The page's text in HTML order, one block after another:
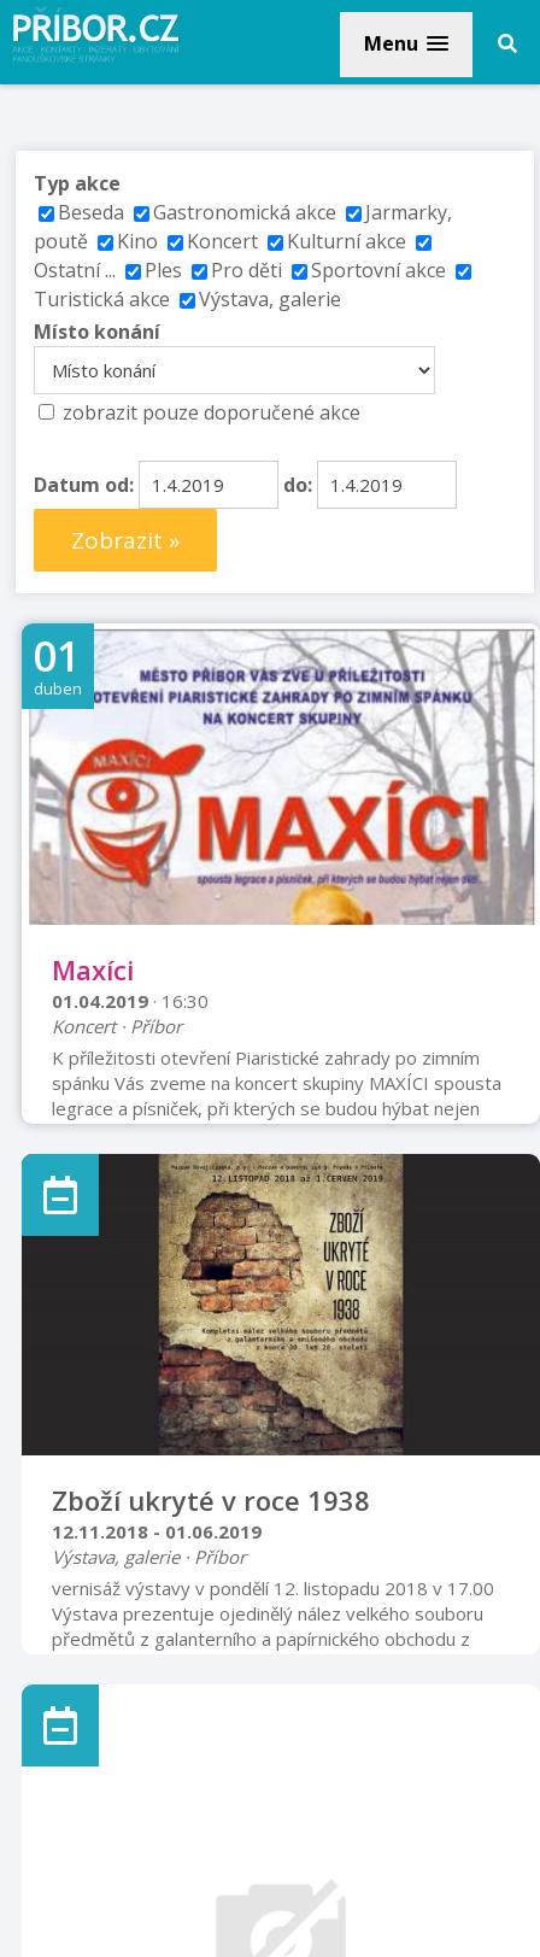
Menu
Typ akce
Beseda
Gastronomická akce
Jarmarky,
poutě
Kino Koncert
Kulturní akce
Ostatní ...
Ples Pro děti
Sportovní akce
Turistická akce
Výstava, galerie
Místo konání
zobrazit pouze doporučené akce
Datum od: do:
Zobrazit »
01
duben
Maxíci
01.04.2019 · 16:30
Koncert · Příbor
K příležitosti otevření Piaristické zahrady po zimním
spánku Vás zveme na koncert skupiny MAXÍCI spousta
legrace a písniček, při kterých se budou hýbat nejen
děti. V případě deštivého počasí se koncert uskuteční v
piaristickém klášteře. VSTUP VOLNÝ
Zboží ukryté v roce 1938
12.11.2018 - 01.06.2019
Výstava, galerie · Příbor
vernisáž výstavy v pondělí 12. listopadu 2018 v 17.00
Výstava prezentuje ojedinělý nález velkého souboru
předmětů z galanterního a papírnického obchodu z
sklepě domu č. 16 v Příboře. Majitelé obchodu se
snažili tímto způsobem uchránit svůj majetek před
nacisty, následně po osvobození pak před
znárodněním. V roce 2014 se tyto předměty dostaly